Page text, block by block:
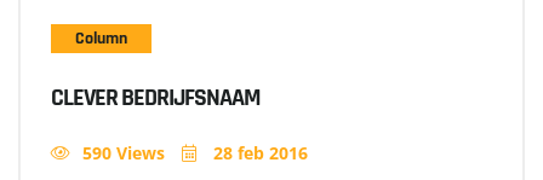
Column
CLEVER BEDRIJFSNAAM
590 Views 28 feb 2016